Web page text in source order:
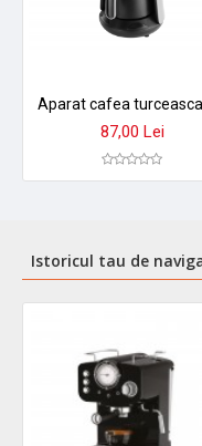
87,00 Lei
Istoricul tau de